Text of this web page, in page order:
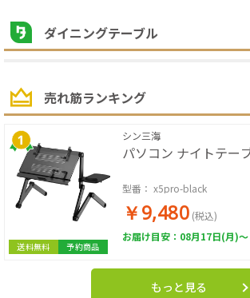
ダイニングテーブル
売れ筋ランキング
送料無料 予約商品
シン三海
パソコン ナイトテー
型番： x5pro-black
￥9,480 (税込)
お届け目安：08月17日(月)～
もっと見る